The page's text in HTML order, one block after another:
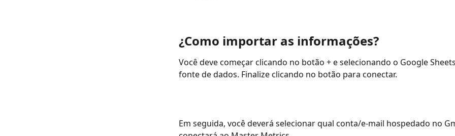
¿Como importar as informações?
Você deve começar clicando no botão + e selecionando o Google
fonte de dados. Finalize clicando no botão para conectar.
Em seguida, você deverá selecionar qual conta/e-mail hospedado no